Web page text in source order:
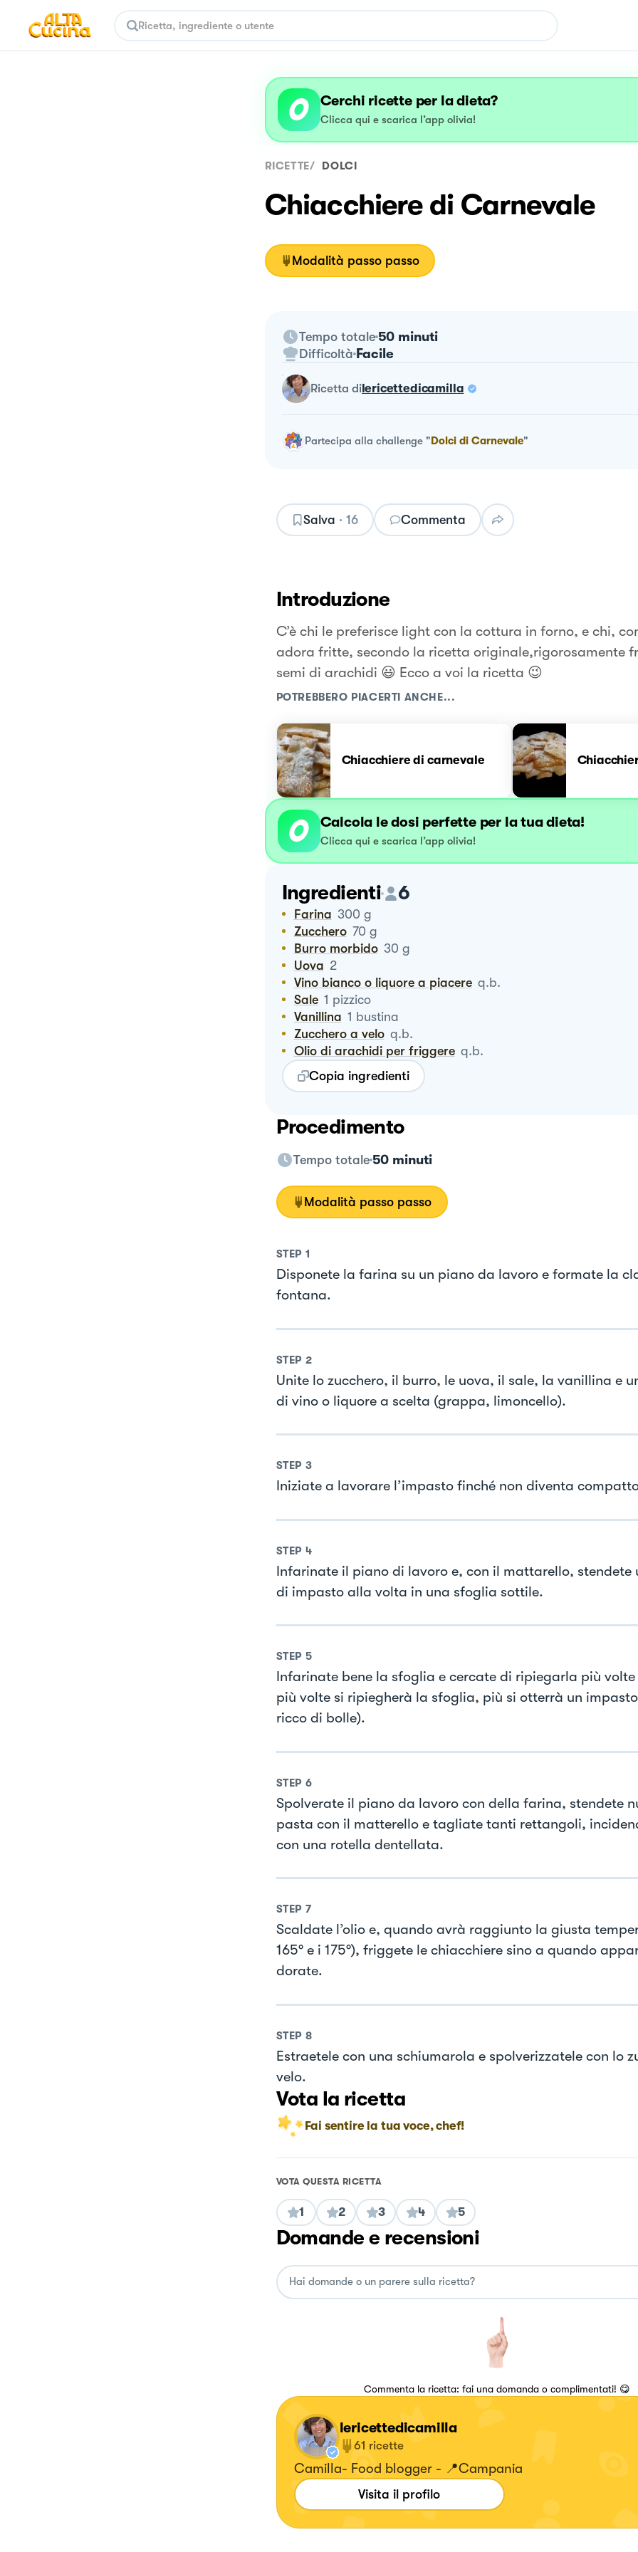
Cerchi ricette per la dieta?
Clicca qui e scarica l’app olivia!
RICETTE/ DOLCI
Chiacchiere di Carnevale
Modalità passo passo
Tempo totale 50 minuti
Difficoltà Facile
ricetta dilericettedicamilla
Partecipa alla challenge"Dolci di Carnevale"
Salva · 16 Commenta
Introduzione
C’è chi le preferisce light con la cottura in forno, e chi,
adora fritte, secondo la ricetta originale,rigorosamente
semi di arachidi 😃 Ecco a voi la ricetta 😉
POTREBBERO PIACERTI ANCHE...
Chiacchiere di carnevale
Calcola le dosi perfette per la tua dieta!
Clicca qui e scarica l’app olivia!
Ingredienti 6
Farina 300 g
Zucchero 70 g
Burro morbido 30 g
Uova 2
Vino bianco o liquore a piacere q.b.
Sale 1 pizzico
Vanillina 1 bustina
Zucchero a velo q.b.
Olio di arachidi per friggere q.b.
Copia ingredienti
Procedimento
Tempo totale 50 minuti
Modalità passo passo
STEP 1
Disponete la farina su un piano da lavoro e formate la
fontana.
STEP 2
Unite lo zucchero, il burro, le uova, il sale, la vanillina e
di vino o liquore a scelta (grappa, limoncello).
STEP 3
Iniziate a lavorare l’impasto finché non diventa
STEP 4
Infarinate il piano di lavoro e, con il mattarello, stendete
di impasto alla volta in una sfoglia sottile.
STEP 5
Infarinate bene la sfoglia e cercate di ripiegarla più volte
più volte si ripiegherà la sfoglia, più si otterrà un
ricco di bolle).
STEP 6
Spolverate il piano da lavoro con della farina, stendete
pasta con il matterello e tagliate tanti rettangoli,
con una rotella dentellata.
STEP 7
Scaldate l’olio e, quando avrà raggiunto la giusta
165° e i 175°), friggete le chiacchiere sino a quando
dorate.
STEP 8
Estraetele con una schiumarola e spolverizzatele con lo
velo.
Vota la ricetta
Fai sentire la tua voce, chef!
VOTA QUESTA RICETTA
1 2 3 4 5
Domande e recensioni
Commenta la ricetta: fai una domanda o complimentati! 😋
lericettedicamilla
61 ricette
Camilla- Food blogger - 📍Campania
Visita il profilo